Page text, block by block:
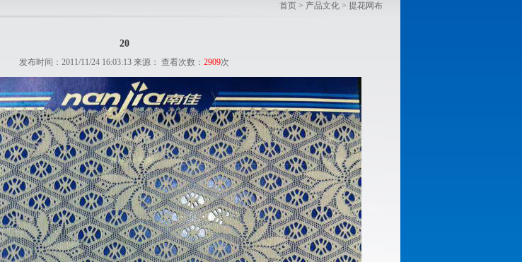
首页 > 产品文化 > 提花网布
20
发布时间：2011/11/24 16:03:13 来源： 查看次数： 2909次